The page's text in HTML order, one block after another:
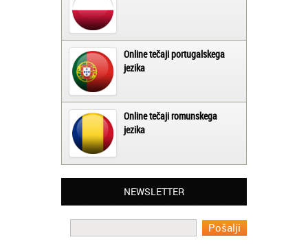
Online tečaji portugalskega
jezika
Online tečaji romunskega
jezika
NEWSLETTER
Matjaž iz Ajdovščine:
Oxford, ker so resnično profesionalni in
prevajalske storitve opravljajo hitro in
učinkoviti.